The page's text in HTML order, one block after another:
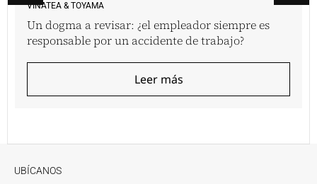
VINATEA & TOYAMA
Un dogma a revisar: ¿el empleador siempre es
responsable por un accidente de trabajo?
Leer más
UBÍCANOS